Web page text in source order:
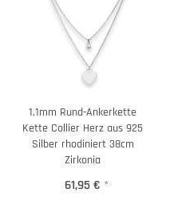
1,1mm Rund-Ankerkette
Kette Collier Herz aus 925
Silber rhodiniert 38cm
Zirkonia
61,95 € *